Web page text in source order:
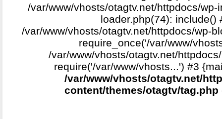
/var/www/vhosts/otagtv.net/httpdocs/
loader.php(74): include()
/var/www/vhosts/otagtv.net/httpdocs/wp-
require_once('/var/www/
/var/www/vhosts/otagtv.net/
require('/var/www/vhosts...') #3
/var/www/vhosts/otagtv.net/
content/themes/otagtv/tag.php